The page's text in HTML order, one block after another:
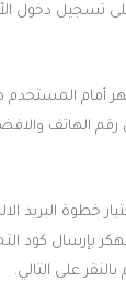
تسجيل دخول
المستخدم
رقم الهاتف
خطوة البريد
بإرسال كود
على التالي.